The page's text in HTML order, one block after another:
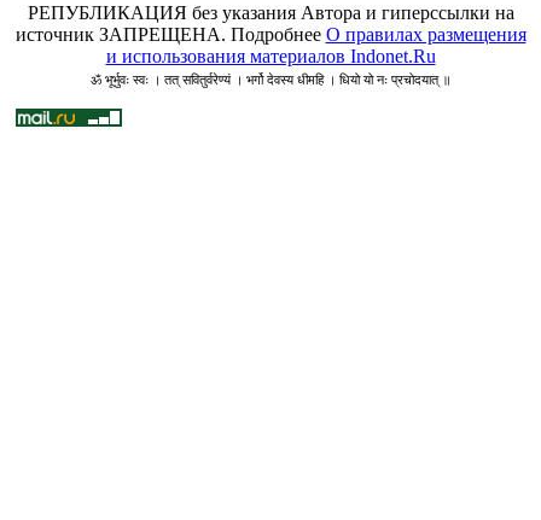
РЕПУБЛИКАЦИЯ без указания Автора и гиперссылки на
источник ЗАПРЕЩЕНА. Подробнее О правилах размещения
и использования материалов Indonet.Ru
ॐ भूर्भुवः स्वः । तत् सवितुर्वरेण्यं । भर्गो देवस्य धीमहि । धियो यो नः प्रचोदयात् ॥